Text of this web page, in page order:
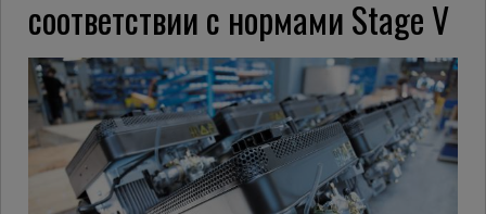
соответствии с нормами Stage V